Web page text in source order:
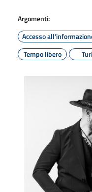
Argomenti:
Accesso
Tempo libero